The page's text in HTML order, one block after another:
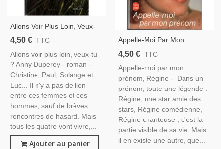
Allons Voir Plus Loin, Veux-
Tu ? Anny Duperey 2003 -
4,50 € TTC
Allons voir plus loin, veux-tu
? Anny Duperey - roman -
Christine, Paul, Solange et
Luc... Il n'y a pas de lien
entre ces femmes et ces
hommes, sauf de brèves
rencontres de hasard. Mais
tous les quatre vont vivre,...
Ajouter au panier
Appelle-Moi Par Mon
Prénom, Régine, 1986 -
Biographie
4,50 € TTC
Appelle-moi par mon
prénom, Régine - Dans un
prénom, toute une légende :
Régine, une star amie des
stars, Régine comédienne,
Régine chanteuse ; c'est la
partie visible de sa vie. Mais
il en existe une autre, que...